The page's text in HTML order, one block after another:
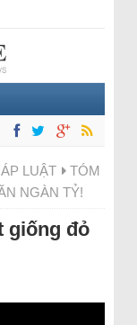
LUẬT
TÓM
NGÀN TỶ!
giống đỏ